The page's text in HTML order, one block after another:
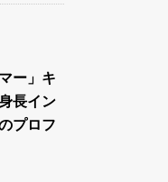
ー」キ
長イン
プロフ